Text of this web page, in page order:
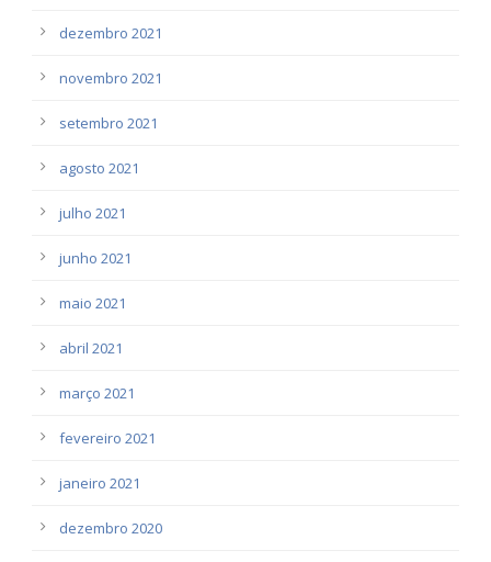
dezembro 2021
novembro 2021
setembro 2021
agosto 2021
julho 2021
junho 2021
maio 2021
abril 2021
março 2021
fevereiro 2021
janeiro 2021
dezembro 2020